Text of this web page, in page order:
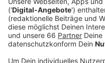
wird das alte Gebäude
Erweiterung entstehen
neue Kurs- und
eine neue Aula mit